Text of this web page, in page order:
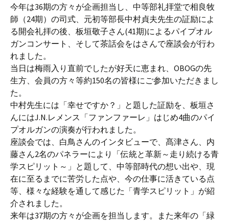
今年は36期の方々が企画担当し、中等部礼拝堂で相良牧
師（24期）の司式、元初等部長中村貞夫先生の証励によ
る開会礼拝の後、板垣敬子さん(41期)によるパイプオル
ガンコンサート、そして茶話会をはさんで座談会が行わ
れました。
当日は梅雨入り直前でしたが好天に恵まれ、OBOGの先
生方、会員の方々等約150名の皆様にご参加いただきまし
た。
中村先生には「幸せですか？」と題した証励を、板垣さ
んにはJ.N.レメンス「ファンファーレ」はじめ4曲のパイ
プオルガンの演奏が行われました。
座談会では、白鳥さんのインタビューで、髙津さん、内
藤さん2名のパネラーにより「伝統と革新～走り続ける青
学スピリット～」と題して、中等部時代の想い出や、現
在に至るまでに苦労した点や、今の仕事に活きている点
等、様々な経験を通して感じた「青学スピリット」が紹
介されました。
来年は37期の方々が企画を担当します。また来年の「緑